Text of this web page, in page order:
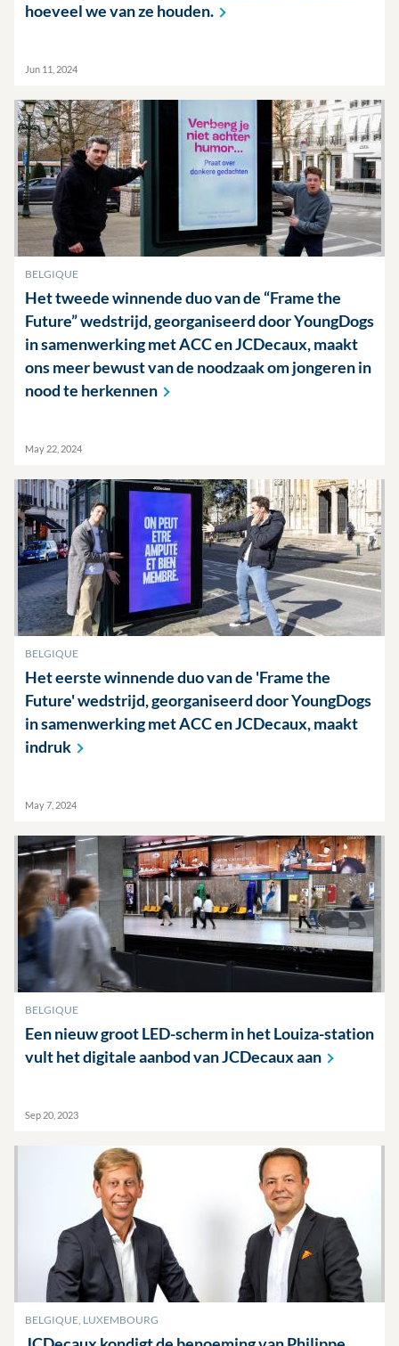
hoeveel we van ze houden.
Jun 11, 2024
BELGIQUE
Het tweede winnende duo van de “Frame the
Future” wedstrijd, georganiseerd door YoungDogs
in samenwerking met ACC en JCDecaux, maakt
ons meer bewust van de noodzaak om jongeren in
nood te herkennen
May 22, 2024
BELGIQUE
Het eerste winnende duo van de 'Frame the
Future' wedstrijd, georganiseerd door YoungDogs
in samenwerking met ACC en JCDecaux, maakt
indruk
May 7, 2024
BELGIQUE
Een nieuw groot LED-scherm in het Louiza-station
vult het digitale aanbod van JCDecauxaan
Sep 20, 2023
BELGIQUE, LUXEMBOURG